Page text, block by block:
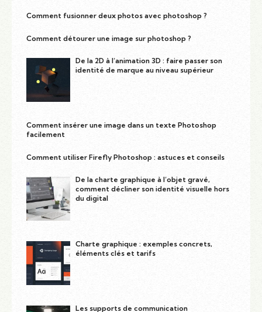
Comment fusionner deux photos avec photoshop ?
Comment détourer une image sur photoshop ?
De la 2D à l’animation 3D : faire passer son
identité de marque au niveau supérieur
Comment insérer une image dans un texte Photoshop
facilement
Comment utiliser Firefly Photoshop : astuces et conseils
De la charte graphique à l’objet gravé,
comment décliner son identité visuelle hors
du digital
Charte graphique : exemples concrets,
éléments clés et tarifs
Les supports de communication